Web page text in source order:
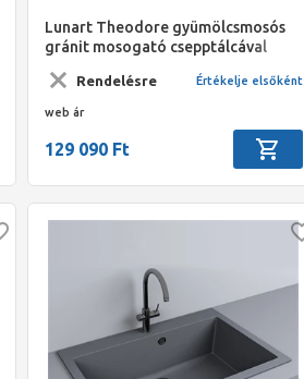
Lunart Theodore gyümölcsmosós
gránit mosogató csepptálcával
Rendelésre Értékelje elsőként
web ár
129 090 Ft